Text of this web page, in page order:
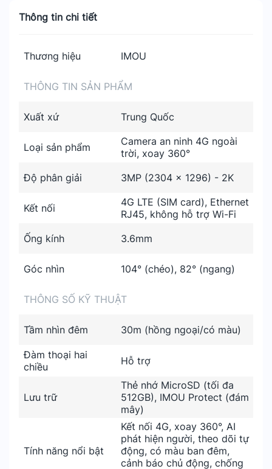
Thông tin chi tiết
Thương hiệu IMOU
THÔNG TIN SẢN PHẨM
Xuất xứ Trung Quốc
Loại sản phẩm
Camera an ninh 4G ngoài
trời, xoay 360°
Độ phân giải
3MP (2304 x 1296) - 2K
Kết nối
4G LTE (SIM card), Ethernet
RJ45, không hỗ trợ Wi-Fi
Ống kính
3.6mm
Góc nhìn 104° (chéo), 82° (ngang)
THÔNG SỐ KỸ THUẬT
Tầm nhìn đêm 30m (hồng ngoại/có màu)
Đàm thoại hai
chiều
Hỗ trợ
Lưu trữ
Thẻ nhớ MicroSD (tối đa
512GB), IMOU Protect (đám
mây)
Tính năng nổi bật
Kết nối 4G, xoay 360°, AI
phát hiện người, theo dõi tự
động, có màu ban đêm,
cảnh báo chủ động, chống